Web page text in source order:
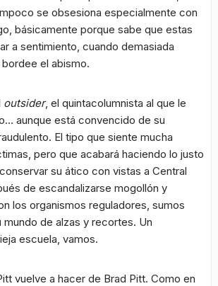
se obsesiona especialmente con
básicamente porque sabe que estas
a sentimiento, cuando demasiada
el abismo.
outsider, el quintacolumnista al que le
aunque está convencido de su
El tipo que siente mucha
pero que acabará haciendo lo justo
su ático con vistas a Central
de escandalizarse mogollón y
los organismos reguladores, sumos
de alzas y recortes. Un
escuela, vamos.
vuelve a hacer de Brad Pitt. Como en